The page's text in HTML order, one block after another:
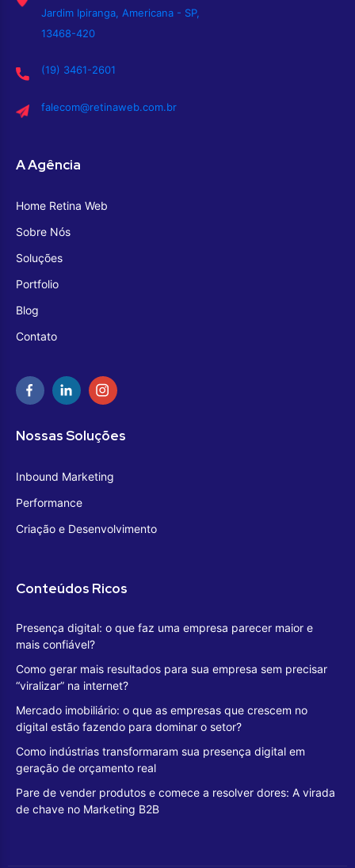
Jardim Ipiranga, Americana - SP,
13468-420
(19) 3461-2601
falecom@retinaweb.com.br
A Agência
Home Retina Web
Sobre Nós
Soluções
Portfolio
Blog
Contato
Nossas Soluções
Inbound Marketing
Performance
Criação e Desenvolvimento
Conteúdos Ricos
Presença digital: o que faz uma empresa parecer maior e
mais confiável?
Como gerar mais resultados para sua empresa sem precisar
“viralizar” na internet?
Mercado imobiliário: o que as empresas que crescem no
digital estão fazendo para dominar o setor?
Como indústrias transformaram sua presença digital em
geração de orçamento real
Pare de vender produtos e comece a resolver dores: A virada
de chave no Marketing B2B